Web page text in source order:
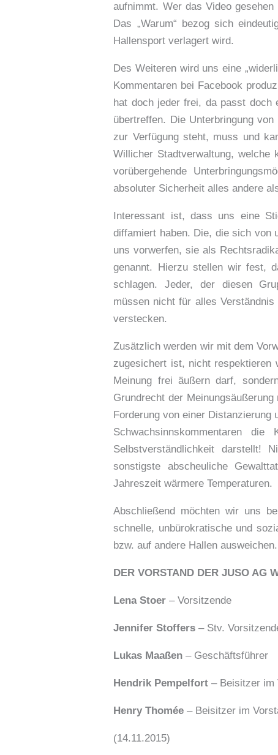
aufnimmt. Wer das Video
Das „Warum“ bezog sich
Hallensport verlagert wird.
Des Weiteren wird uns eine
Kommentaren bei Facebook
hat doch jeder frei, da passt doch
übertreffen. Die Unterbringung
zur Verfügung steht, muss und
Willicher Stadtverwaltung,
vorübergehende
absoluter Sicherheit alles andere
Interessant ist, dass uns eine
diffamiert haben. Die, die sich von
uns vorwerfen, sie als
genannt. Hierzu stellen wir fest,
schlagen. Jeder, der diesen
müssen nicht für alles
verstecken.
Zusätzlich werden wir mit dem
zugesichert ist, nicht respektieren
Meinung frei äußern darf,
Grundrecht der
Forderung von einer
Schwachsinnskommentaren
Selbstverständlichkeit darstellt!
sonstigste abscheuliche
Jahreszeit wärmere Temperaturen.
Abschließend möchten wir uns
schnelle, unbürokratische und
bzw. auf andere Hallen
DER VORSTAND DER JUSO AG
Lena Stoer – Vorsitzende
Jennifer Stoffers – Stv.
Lukas Maaßen – Geschäftsführer
Hendrik Pempelfort – Beisitzer im
Henry Thomée – Beisitzer im
(14.11.2015)